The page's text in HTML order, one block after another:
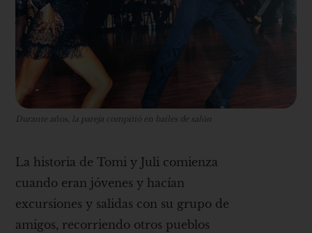
La historia de Tomi y Juli comienza
cuando eran jóvenes y hacían
excursiones y salidas con su grupo de
amigos, recorriendo otros pueblos
Durante años, la pareja compitió en bailes de salón